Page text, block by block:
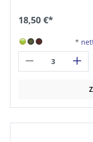
18,50 €*
*